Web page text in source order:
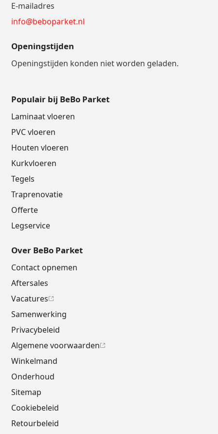
E-mailadres
info@beboparket.nl
Openingstijden
Openingstijden konden niet worden geladen.
Populair bij BeBo Parket
Laminaat vloeren
PVC vloeren
Houten vloeren
Kurkvloeren
Tegels
Traprenovatie
Offerte
Legservice
Over BeBo Parket
Contact opnemen
Aftersales
Vacatures
Samenwerking
Privacybeleid
Algemene voorwaarden
Winkelmand
Onderhoud
Sitemap
Cookiebeleid
Retourbeleid